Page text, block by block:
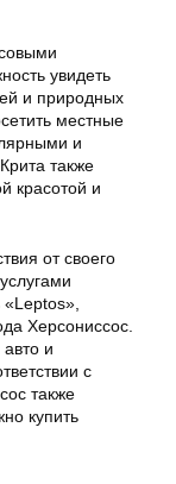
увидеть
и природных
местные
и
также
красотой и
от своего
«Leptos»,
Херсониссос.
и
с
также
купить